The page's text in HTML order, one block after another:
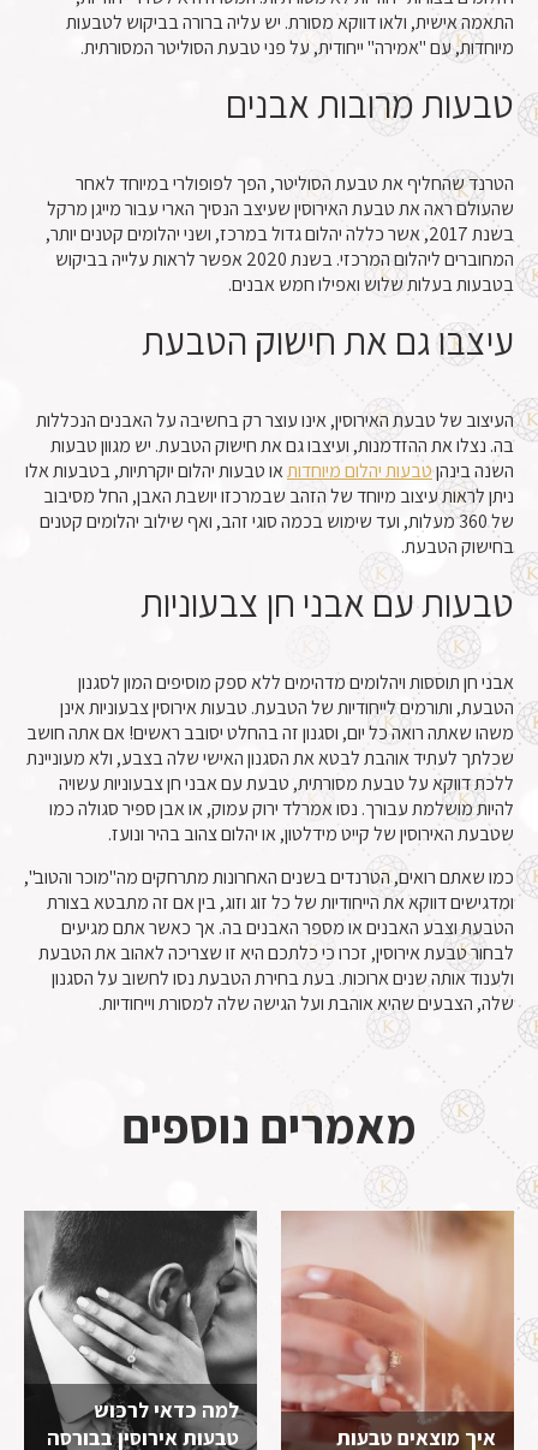
התאמה אישית, ולאו דווקא מסורת. יש עליה ברורה בביקוש לטבעות
מיוחדות, עם "אמירה" ייחודית, על פני טבעת הסוליטר המסורתית.
טבעות מרובות אבנים
הטרנד שהחליף את טבעת הסוליטר, הפך לפופולרי במיוחד לאחר
שהעולם ראה את טבעת האירוסין שעיצב הנסיך הארי עבור מייגן מרקל
בשנת 2017, אשר כללה יהלום גדול במרכז, ושני יהלומים קטנים יותר,
המחוברים ליהלום המרכזי. בשנת 2020 אפשר לראות עלייה בביקוש
בטבעות בעלות שלוש ואפילו חמש אבנים.
עיצבו גם את חישוק הטבעת
העיצוב של טבעת האירוסין, אינו עוצר רק בחשיבה על האבנים הנכללות
בה. נצלו את ההזדמנות, ועיצבו גם את חישוק הטבעת. יש מגוון טבעות
השנה בינהןטבעות יהלום מיוחדותאו טבעות יהלום יוקרתיות, בטבעות אלו
ניתן לראות עיצוב מיוחד של הזהב שבמרכזו יושבת האבן, החל מסיבוב
של 360 מעלות, ועד שימוש בכמה סוגי זהב, ואף שילוב יהלומים קטנים
בחישוק הטבעת.
טבעות עם אבני חן צבעוניות
אבני חן תוססות ויהלומים מדהימים ללא ספק מוסיפים המון לסגנון
הטבעת, ותורמים לייחודיות של הטבעת. טבעות אירוסין צבעוניות אינן
משהו שאתה רואה כל יום, וסגנון זה בהחלט יסובב ראשים! אם אתה חושב
שכלתך לעתיד אוהבת לבטא את הסגנון האישי שלה בצבע, ולא מעוניינת
ללכת דווקא על טבעת מסורתית, טבעת עם אבני חן צבעוניות עשויה
להיות מושלמת עבורך. נסו אמרלד ירוק עמוק, או אבן ספיר סגולה כמו
שטבעת האירוסין של קייט מידלטון, או יהלום צהוב בהיר ונועז.
כמו שאתם רואים, הטרנדים בשנים האחרונות מתרחקים מה"מוכר והטוב",
ומדגישים דווקא את הייחודיות של כל זוג וזוג, בין אם זה מתבטא בצורת
הטבעת וצבע האבנים או מספר האבנים בה. אך כאשר אתם מגיעים
לבחור טבעת אירוסין, זכרו כי כלתכם היא זו שצריכה לאהוב את הטבעת
ולענוד אותה שנים ארוכות. בעת בחירת הטבעת נסו לחשוב על הסגנון
שלה, הצבעים שהיא אוהבת ועל הגישה שלה למסורת וייחודיות.
מאמרים נוספים
איך מוצאים טבעות
למה כדאי לרכוש
טבעות אירוסין בבורסה